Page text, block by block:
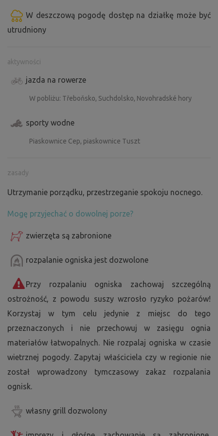
W deszczową pogodę dostęp na działkę może być
utrudniony
aktywności
jazda na rowerze
W pobliżu: Třeboňsko, Suchdolsko, Novohradské hory
sporty wodne
Piaskownice Cep, piaskownice Tuszt
zasady
Utrzymanie porządku, przestrzeganie spokoju nocnego.
Mogę przyjechać o dowolnej porze?
zwierzęta są zabronione
rozpalanie ogniska jest dozwolone
Przy rozpalaniu ogniska zachowaj szczególną
ostrożność, z powodu suszy wzrosło ryzyko pożarów!
Korzystaj w tym celu jedynie z miejsc do tego
przeznaczonych i nie przechowuj w zasięgu ognia
materiałów łatwopalnych. Nie rozpalaj ogniska w czasie
wietrznej pogody. Zapytaj właściciela czy w regionie nie
został wprowadzony tymczasowy zakaz rozpalania
ognisk.
własny grill dozwolony